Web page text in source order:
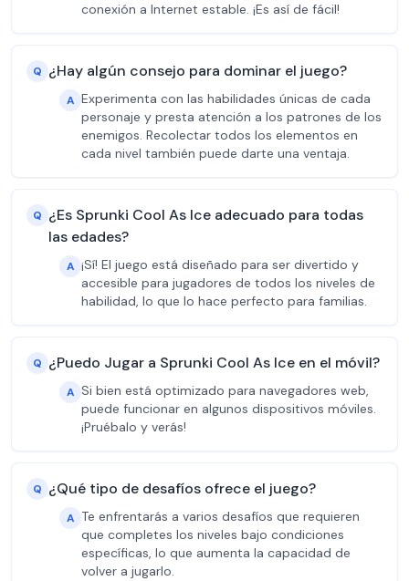
conexión a Internet estable. ¡Es así de fácil!
Q ¿Hay algún consejo para dominar el juego?
A Experimenta con las habilidades únicas de cada
personaje y presta atención a los patrones de los
enemigos. Recolectar todos los elementos en
cada nivel también puede darte una ventaja.
Q ¿Es Sprunki Cool As Ice adecuado para todas
las edades?
A ¡Sí! El juego está diseñado para ser divertido y
accesible para jugadores de todos los niveles de
habilidad, lo que lo hace perfecto para familias.
Q ¿Puedo Jugar a Sprunki Cool As Ice en el móvil?
A Si bien está optimizado para navegadores web,
puede funcionar en algunos dispositivos móviles.
¡Pruébalo y verás!
Q ¿Qué tipo de desafíos ofrece el juego?
A Te enfrentarás a varios desafíos que requieren
que completes los niveles bajo condiciones
específicas, lo que aumenta la capacidad de
volver a jugarlo.